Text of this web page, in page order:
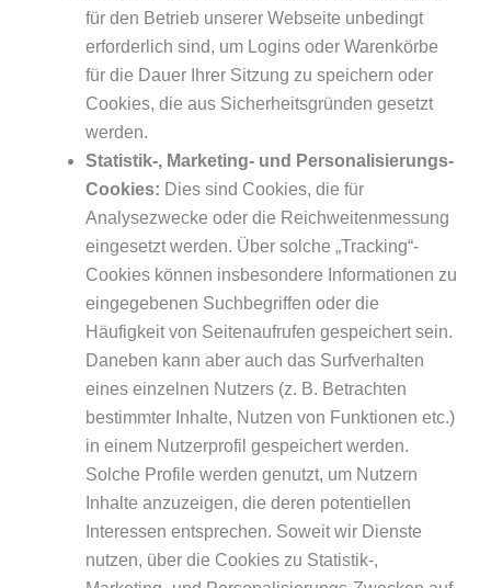
für den Betrieb unserer Webseite unbedingt
erforderlich sind, um Logins oder Warenkörbe
für die Dauer Ihrer Sitzung zu speichern oder
Cookies, die aus Sicherheitsgründen gesetzt
werden.
Statistik-, Marketing- und Personalisierungs-
Cookies: Dies sind Cookies, die für
Analysezwecke oder die Reichweitenmessung
eingesetzt werden. Über solche „Tracking“-
Cookies können insbesondere Informationen zu
eingegebenen Suchbegriffen oder die
Häufigkeit von Seitenaufrufen gespeichert sein.
Daneben kann aber auch das Surfverhalten
eines einzelnen Nutzers (z. B. Betrachten
bestimmter Inhalte, Nutzen von Funktionen etc.)
in einem Nutzerprofil gespeichert werden.
Solche Profile werden genutzt, um Nutzern
Inhalte anzuzeigen, die deren potentiellen
Interessen entsprechen. Soweit wir Dienste
nutzen, über die Cookies zu Statistik-,